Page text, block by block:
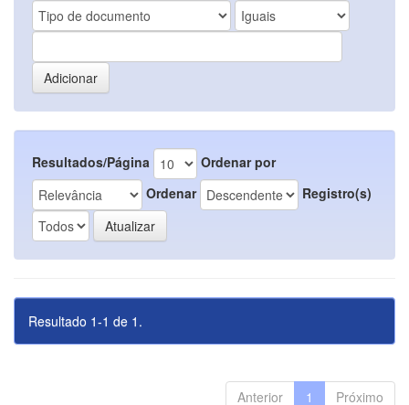
Resultados/Página
Ordenar por
Ordenar
Registro(s)
Resultado 1-1 de 1.
Anterior 1 Próximo